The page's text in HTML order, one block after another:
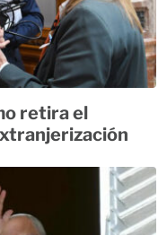
retira el